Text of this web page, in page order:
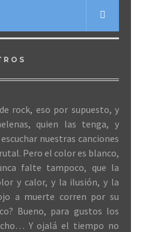
rock, eso por supuesto, y
quien las tenga, y
nuestras canciones
Pero el color es blanco,
falte tampoco, que la
y calor, y la ilusión, y la
a muerte corren por su
Bueno, para gustos los
Y ojalá el tiempo no